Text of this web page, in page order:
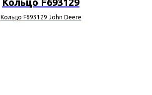
Кольцо F693129 John Deere